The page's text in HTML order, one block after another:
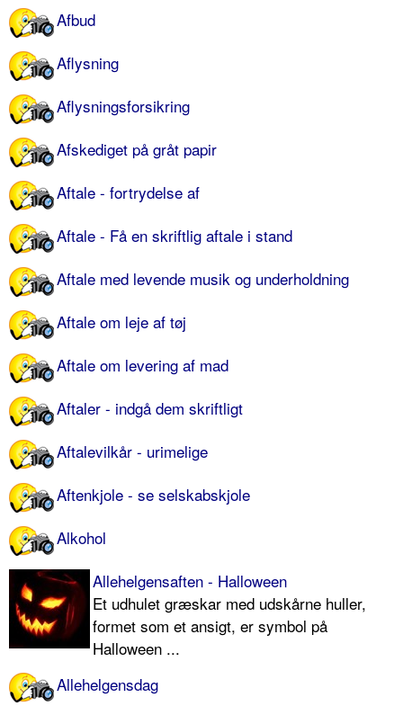
Afbud
Aflysning
Aflysningsforsikring
Afskediget på gråt papir
Aftale - fortrydelse af
Aftale - Få en skriftlig aftale i stand
Aftale med levende musik og underholdning
Aftale om leje af tøj
Aftale om levering af mad
Aftaler - indgå dem skriftligt
Aftalevilkår - urimelige
Aftenkjole - se selskabskjole
Alkohol
Allehelgensaften - Halloween
Et udhulet græskar med udskårne huller,
formet som et ansigt, er symbol på
Halloween ...
Allehelgensdag